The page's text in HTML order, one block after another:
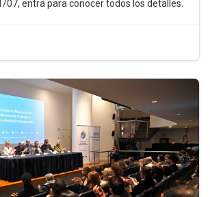
07, entra para conocer todos los detalles.